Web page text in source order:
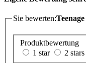
Sie bewerten:
Produktbewertung
1 star
2 stars